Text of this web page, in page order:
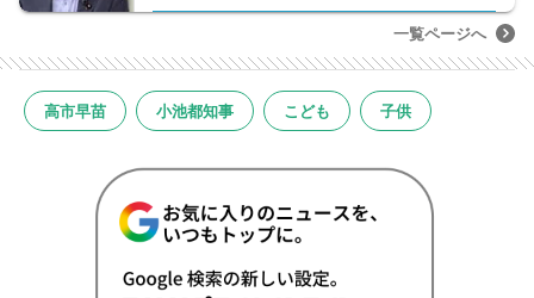
一覧ページへ
高市早苗 小池都知事 こども 子供